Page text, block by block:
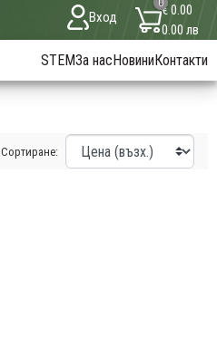
Вход
0€ 0.00
0.00 лв
STEMЗа насНовиниКонтакти
Сортиране: